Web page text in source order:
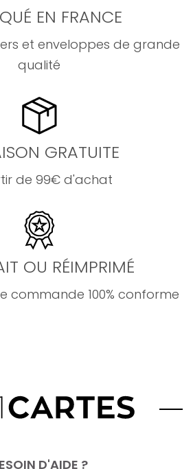
EN FRANCE
et enveloppes de grande
qualité
GRATUITE
de 99€ d'achat
OU RÉIMPRIMÉ
commande 100% conforme
D'AIDE ?